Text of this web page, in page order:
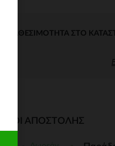
ΔΙΑΘΕΣΙΜΌΤΗΤΑ ΣΤΟ
ΑΠΟΣΤΟΛΉΣ